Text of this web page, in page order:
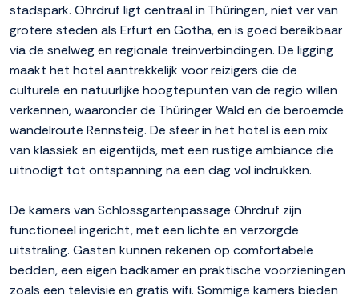
stadspark. Ohrdruf ligt centraal in Thüringen, niet ver van
grotere steden als Erfurt en Gotha, en is goed bereikbaar
via de snelweg en regionale treinverbindingen. De ligging
maakt het hotel aantrekkelijk voor reizigers die de
culturele en natuurlijke hoogtepunten van de regio willen
verkennen, waaronder de Thüringer Wald en de beroemde
wandelroute Rennsteig. De sfeer in het hotel is een mix
van klassiek en eigentijds, met een rustige ambiance die
uitnodigt tot ontspanning na een dag vol indrukken.
De kamers van Schlossgartenpassage Ohrdruf zijn
functioneel ingericht, met een lichte en verzorgde
uitstraling. Gasten kunnen rekenen op comfortabele
bedden, een eigen badkamer en praktische voorzieningen
zoals een televisie en gratis wifi. Sommige kamers bieden